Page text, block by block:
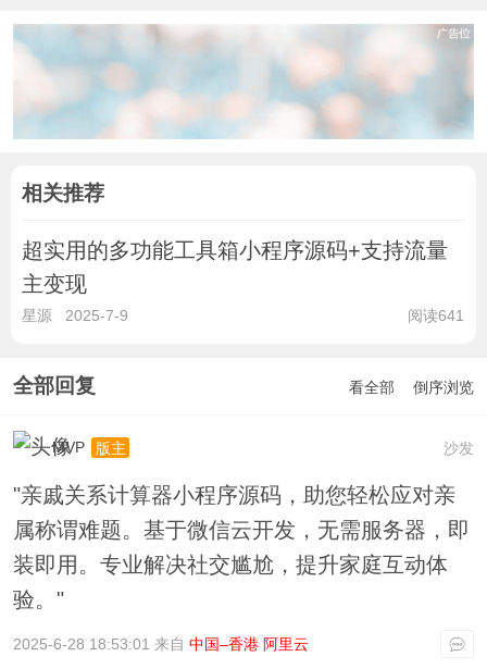
相关推荐
超实用的多功能工具箱小程序源码+支持流量
主变现
星源 2025-7-9 阅读641
全部回复 看全部 倒序浏览
沙发
MVP 版主
"亲戚关系计算器小程序源码，助您轻松应对亲
属称谓难题。基于微信云开发，无需服务器，即
装即用。专业解决社交尴尬，提升家庭互动体
验。"
2025-6-28 18:53:01 来自 中国–香港 阿里云